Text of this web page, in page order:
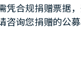
凭合规捐赠票据
咨询您捐赠的公